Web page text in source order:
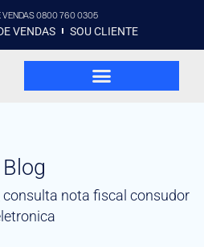
VENDAS 0800 760 0305
VENDAS SOU CLIENTE
Blog
consulta nota fiscal consudor